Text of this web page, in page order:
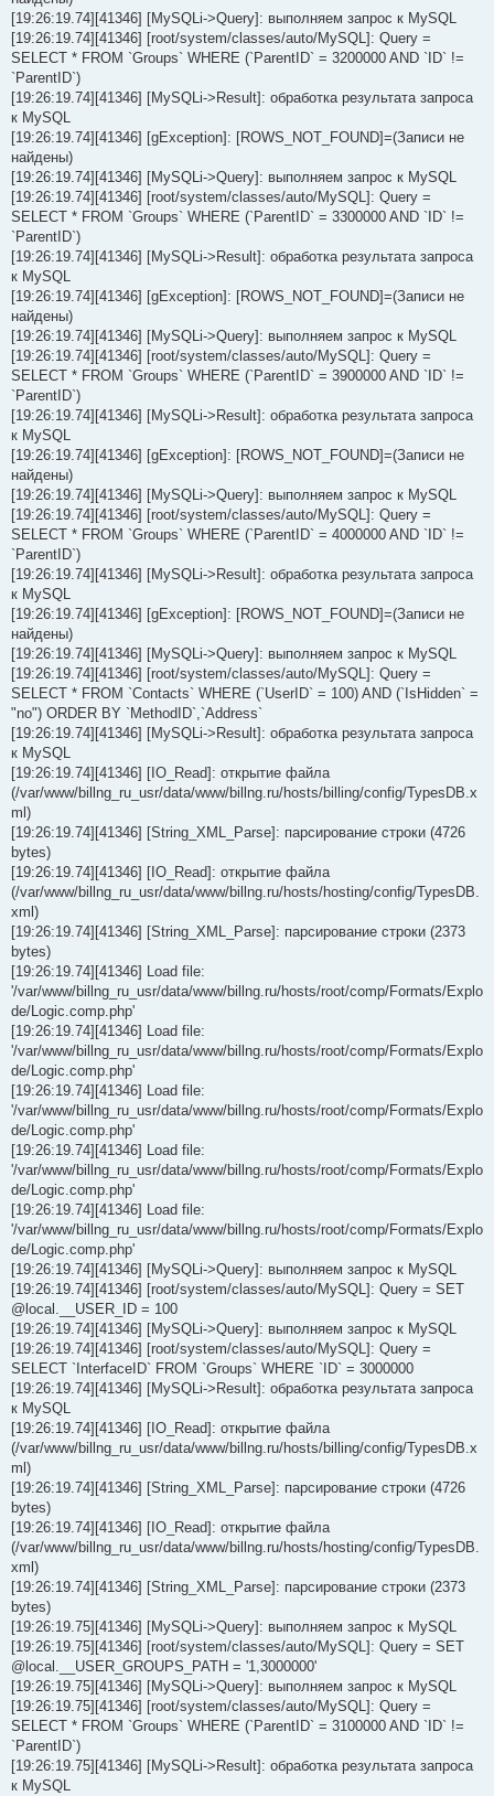
[19:26:19.74][41346] [MySQLi->Query]: выполняем запрос к MySQL
[19:26:19.74][41346] [root/system/classes/auto/MySQL]: Query =
SELECT * FROM `Groups` WHERE (`ParentID` = 3200000 AND `ID` !=
`ParentID`)
[19:26:19.74][41346] [MySQLi->Result]: обработка результата запроса
к MySQL
[19:26:19.74][41346] [gException]: [ROWS_NOT_FOUND]=(Записи не
найдены)
[19:26:19.74][41346] [MySQLi->Query]: выполняем запрос к MySQL
[19:26:19.74][41346] [root/system/classes/auto/MySQL]: Query =
SELECT * FROM `Groups` WHERE (`ParentID` = 3300000 AND `ID` !=
`ParentID`)
[19:26:19.74][41346] [MySQLi->Result]: обработка результата запроса
к MySQL
[19:26:19.74][41346] [gException]: [ROWS_NOT_FOUND]=(Записи не
найдены)
[19:26:19.74][41346] [MySQLi->Query]: выполняем запрос к MySQL
[19:26:19.74][41346] [root/system/classes/auto/MySQL]: Query =
SELECT * FROM `Groups` WHERE (`ParentID` = 3900000 AND `ID` !=
`ParentID`)
[19:26:19.74][41346] [MySQLi->Result]: обработка результата запроса
к MySQL
[19:26:19.74][41346] [gException]: [ROWS_NOT_FOUND]=(Записи не
найдены)
[19:26:19.74][41346] [MySQLi->Query]: выполняем запрос к MySQL
[19:26:19.74][41346] [root/system/classes/auto/MySQL]: Query =
SELECT * FROM `Groups` WHERE (`ParentID` = 4000000 AND `ID` !=
`ParentID`)
[19:26:19.74][41346] [MySQLi->Result]: обработка результата запроса
к MySQL
[19:26:19.74][41346] [gException]: [ROWS_NOT_FOUND]=(Записи не
найдены)
[19:26:19.74][41346] [MySQLi->Query]: выполняем запрос к MySQL
[19:26:19.74][41346] [root/system/classes/auto/MySQL]: Query =
SELECT * FROM `Contacts` WHERE (`UserID` = 100) AND (`IsHidden` =
"no") ORDER BY `MethodID`,`Address`
[19:26:19.74][41346] [MySQLi->Result]: обработка результата запроса
к MySQL
[19:26:19.74][41346] [IO_Read]: открытие файла
(/var/www/billng_ru_usr/data/www/billng.ru/hosts/billing/config/TypesDB.x
ml)
[19:26:19.74][41346] [String_XML_Parse]: парсирование строки (4726
bytes)
[19:26:19.74][41346] [IO_Read]: открытие файла
(/var/www/billng_ru_usr/data/www/billng.ru/hosts/hosting/config/TypesDB.
xml)
[19:26:19.74][41346] [String_XML_Parse]: парсирование строки (2373
bytes)
[19:26:19.74][41346] Load file:
'/var/www/billng_ru_usr/data/www/billng.ru/hosts/root/comp/Formats/Explo
de/Logic.comp.php'
[19:26:19.74][41346] Load file:
'/var/www/billng_ru_usr/data/www/billng.ru/hosts/root/comp/Formats/Explo
de/Logic.comp.php'
[19:26:19.74][41346] Load file:
'/var/www/billng_ru_usr/data/www/billng.ru/hosts/root/comp/Formats/Explo
de/Logic.comp.php'
[19:26:19.74][41346] Load file:
'/var/www/billng_ru_usr/data/www/billng.ru/hosts/root/comp/Formats/Explo
de/Logic.comp.php'
[19:26:19.74][41346] Load file:
'/var/www/billng_ru_usr/data/www/billng.ru/hosts/root/comp/Formats/Explo
de/Logic.comp.php'
[19:26:19.74][41346] [MySQLi->Query]: выполняем запрос к MySQL
[19:26:19.74][41346] [root/system/classes/auto/MySQL]: Query = SET
@local.__USER_ID = 100
[19:26:19.74][41346] [MySQLi->Query]: выполняем запрос к MySQL
[19:26:19.74][41346] [root/system/classes/auto/MySQL]: Query =
SELECT `InterfaceID` FROM `Groups` WHERE `ID` = 3000000
[19:26:19.74][41346] [MySQLi->Result]: обработка результата запроса
к MySQL
[19:26:19.74][41346] [IO_Read]: открытие файла
(/var/www/billng_ru_usr/data/www/billng.ru/hosts/billing/config/TypesDB.x
ml)
[19:26:19.74][41346] [String_XML_Parse]: парсирование строки (4726
bytes)
[19:26:19.74][41346] [IO_Read]: открытие файла
(/var/www/billng_ru_usr/data/www/billng.ru/hosts/hosting/config/TypesDB.
xml)
[19:26:19.74][41346] [String_XML_Parse]: парсирование строки (2373
bytes)
[19:26:19.75][41346] [MySQLi->Query]: выполняем запрос к MySQL
[19:26:19.75][41346] [root/system/classes/auto/MySQL]: Query = SET
@local.__USER_GROUPS_PATH = '1,3000000'
[19:26:19.75][41346] [MySQLi->Query]: выполняем запрос к MySQL
[19:26:19.75][41346] [root/system/classes/auto/MySQL]: Query =
SELECT * FROM `Groups` WHERE (`ParentID` = 3100000 AND `ID` !=
`ParentID`)
[19:26:19.75][41346] [MySQLi->Result]: обработка результата запроса
к MySQL